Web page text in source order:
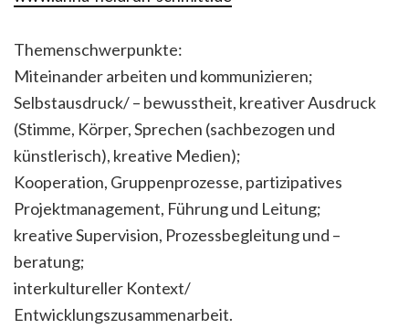
Themenschwerpunkte:
Miteinander arbeiten und kommunizieren;
Selbstausdruck/ – bewusstheit, kreativer Ausdruck
(Stimme, Körper, Sprechen (sachbezogen und
künstlerisch), kreative Medien);
Kooperation, Gruppenprozesse, partizipatives
Projektmanagement, Führung und Leitung;
kreative Supervision, Prozessbegleitung und –
beratung;
interkultureller Kontext/
Entwicklungszusammenarbeit.